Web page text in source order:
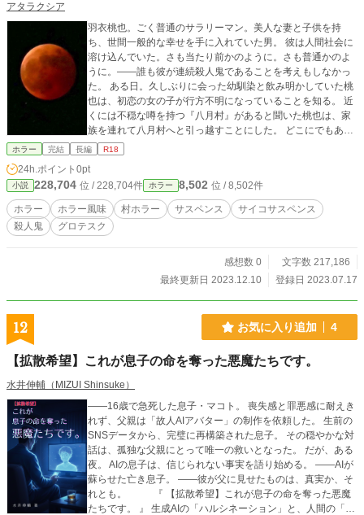
アタラクシア
羽衣桃也。ごく普通のサラリーマン。美人な妻と子供を持
ち、世間一般的な幸せを手に入れていた男。 彼は人間社会に
溶け込んでいた。さも当たり前かのように。さも普通かのよ
うに。――誰も彼が連続殺人鬼であることを考えもしなかっ
た。 ある日。久しぶりに会った幼馴染と飲み明かしていた桃
也は、初恋の女の子が行方不明になっていることを知る。 近
くには不穏な噂を持つ『八月村』があると聞いた桃也は、家
族を連れて八月村へと引っ越すことにした。 どこにでもある
ような村。のどかな自然に静かな村人たち。しかし――どこ
徐々に狂気へと飲み込まれていく桃也。村人の魔の手は、桃
也以外の家族にも伸びてこようとしていた――。 謎の風習。
裏で画策する村人。真相へと近づくにつれ、村の異常性が明
らかになってくる。 ――おぞましい村の風習とは。 ――三家
の過去とは。 ――桃也と八月村、両者の運命は。 凶悪VS巨
ホラー 完結 長編 R18
24h.ポイント 0pt
小説 228,704 位 / 228,704件 ホラー 8,502 位 / 8,502件
ホラー ホラー風味 村ホラー サスペンス
サイコサスペンス
殺人鬼
グロテスク
感想数 0
文字数 217,186
最終更新日 2023.12.10
登録日 2023.07.17
12 お気に入り追加 4
【拡散希望】これが息子の命を奪った悪魔たちです。
水井伸輔（MIZUI Shinsuke）
――16歳で急死した息子・マコト。 喪失感と罪悪感に耐えき
れず、父親は「故人AIアバター」の制作を依頼した。 生前の
SNSデータから、完璧に再構築された息子。 その穏やかな対
話は、孤独な父親にとって唯一の救いとなった。 だが、ある
夜。 AIの息子は、信じられない事実を語り始める。 ――AIが
蘇らせた亡き息子。 ――彼が父に見せたものは、真実か、そ
れとも。 『 【拡散希望】これが息子の命を奪った悪魔
たちです。 』 生成AIの「ハルシネーション」と、人間の「悲